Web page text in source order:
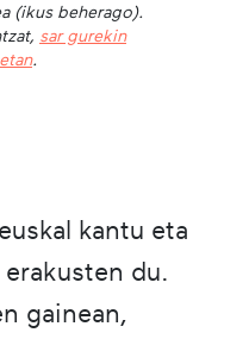
(ikus beherago).
sar gurekin
.
kantu eta
du.
gainean,